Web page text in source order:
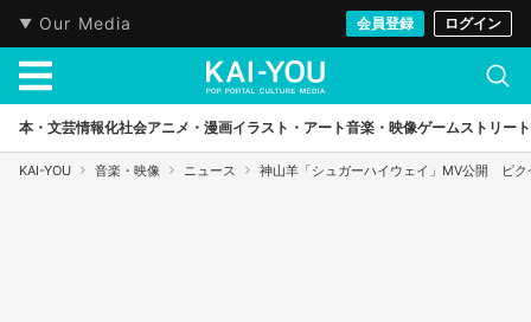
Our Media 会員登録 ログイン
本・文芸情報化社会アニメ・漫画イラスト・アート音楽・映像ゲームストリート
KAI-YOU 音楽・映像 ニュース 神山羊「シュガーハイウェイ」MV公開 ピク